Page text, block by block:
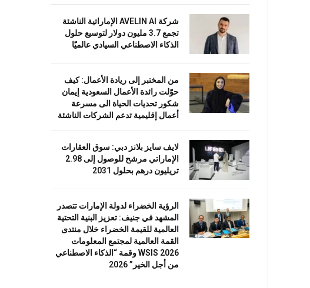
شركة AVELIN AI الإماراتية الناشئة
تجمع 3.7 مليون دولار لتوسيع حلول
الذكاء الاصطناعي السيادي عالميًا
من المختبر إلى ريادة الأعمال: كيف
حوّلت رائدة الأعمال السعودية إيمان
شكور تحديات الحياة الى مسرعة
أعمال إقليمية تدعم الشركات الناشئة
لايف سايز بلانز دبي: سوق العقارات
الإماراتي مرشح للوصول إلى 2.98
تريليون درهم بحلول 2031
الرؤية الخضراء لدولة الإمارات تتصدر
المشهد في جنيف: تعزيز البنية التحتية
العالمية للقيمة الخضراء خلال منتدى
القمة العالمية لمجتمع المعلومات
WSIS 2026 وقمة “الذكاء الاصطناعي
من أجل الخير” 2026